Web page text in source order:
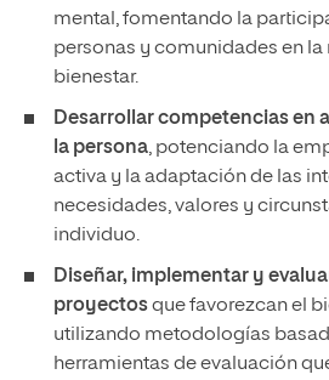
mental, fomentando la
personas y comunidades en la
bienestar.
Desarrollarcompetencias en
la persona, potenciando la
activa y la adaptación de las
necesidades, valores y
individuo.
Diseñar, implementar y
proyectosque favorezcan el
utilizando metodologías
herramientas de evaluación